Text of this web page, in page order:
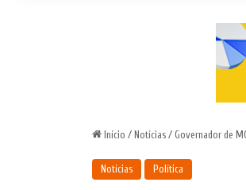
Início / Notícias / Governador de
Notícias Política